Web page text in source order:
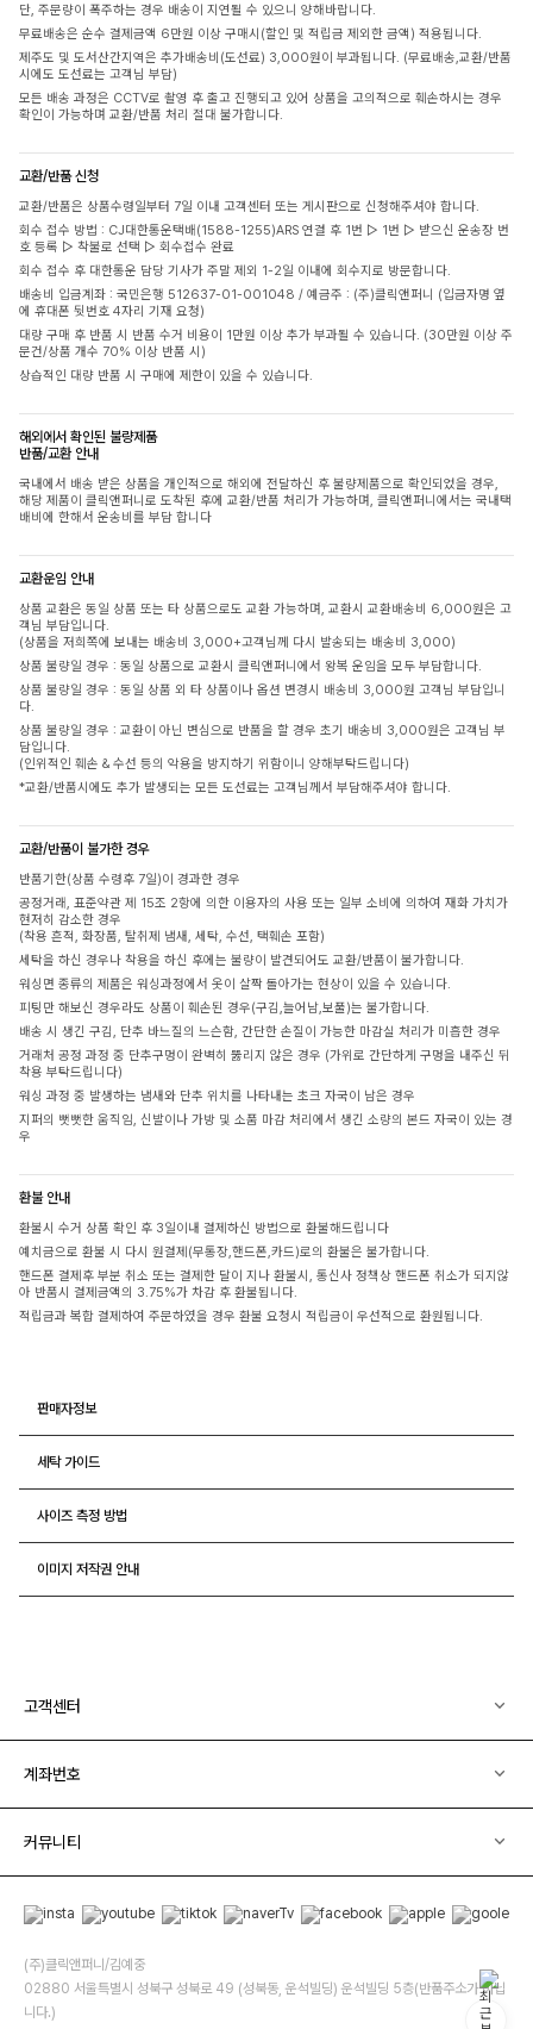
단, 주문량이 폭주하는 경우 배송이 지연될 수 있으니 양해바랍니다.
무료배송은 순수 결제금액 6만원 이상 구매시(할인 및 적립금 제외한 금액) 적용됩니다.
제주도 및 도서산간지역은 추가배송비(도선료) 3,000원이 부과됩니다. (무료배송,교환/반품
시에도 도선료는 고객님 부담)
모든 배송 과정은 CCTV로 촬영 후 출고 진행되고 있어 상품을 고의적으로 훼손하시는 경우
확인이 가능하며 교환/반품 처리 절대 불가합니다.
교환/반품 신청
교환/반품은 상품수령일부터 7일 이내 고객센터 또는 게시판으로 신청해주셔야 합니다.
회수 접수 방법 : CJ대한통운택배(1588-1255)ARS 연결 후 1번 ▷ 1번 ▷ 받으신 운송장 번
호 등록 ▷ 착불로 선택 ▷ 회수접수 완료
회수 접수 후 대한통운 담당 기사가 주말 제외 1-2일 이내에 회수지로 방문합니다.
배송비 입금계좌 : 국민은행 512637-01-001048 / 예금주 : (주)클릭앤퍼니 (입금자명 옆
에 휴대폰 뒷번호 4자리 기재 요청)
대량 구매 후 반품 시 반품 수거 비용이 1만원 이상 추가 부과될 수 있습니다. (30만원 이상 주
문건/상품 개수 70% 이상 반품 시)
상습적인 대량 반품 시 구매에 제한이 있을 수 있습니다.
해외에서 확인된 불량제품
반품/교환 안내
국내에서 배송 받은 상품을 개인적으로 해외에 전달하신 후 불량제품으로 확인되었을 경우,
해당 제품이 클릭앤퍼니로 도착된 후에 교환/반품 처리가 가능하며, 클릭앤퍼니에서는 국내택
배비에 한해서 운송비를 부담 합니다
교환운임 안내
상품 교환은 동일 상품 또는 타 상품으로도 교환 가능하며, 교환시 교환배송비 6,000원은 고
객님 부담입니다.
(상품을 저희쪽에 보내는 배송비 3,000+고객님께 다시 발송되는 배송비 3,000)
상품 불량일 경우 : 동일 상품으로 교환시 클릭앤퍼니에서 왕복 운임을 모두 부담합니다.
상품 불량일 경우 : 동일 상품 외 타 상품이나 옵션 변경시 배송비 3,000원 고객님 부담입니
다.
상품 불량일 경우 : 교환이 아닌 변심으로 반품을 할 경우 초기 배송비 3,000원은 고객님 부
담입니다.
(인위적인 훼손 & 수선 등의 악용을 방지하기 위함이니 양해부탁드립니다)
*교환/반품시에도 추가 발생되는 모든 도선료는 고객님께서 부담해주셔야 합니다.
교환/반품이 불가한 경우
반품기한(상품 수령후 7일)이 경과한 경우
공정거래, 표준약관 제 15조 2항에 의한 이용자의 사용 또는 일부 소비에 의하여 재화 가치가
현저히 감소한 경우
(착용 흔적, 화장품, 탈취제 냄새, 세탁, 수선, 택훼손 포함)
세탁을 하신 경우나 착용을 하신 후에는 불량이 발견되어도 교환/반품이 불가합니다.
워싱면 종류의 제품은 워싱과정에서 옷이 살짝 돌아가는 현상이 있을 수 있습니다.
피팅만 해보신 경우라도 상품이 훼손된 경우(구김,늘어남,보풀)는 불가합니다.
배송 시 생긴 구김, 단추 바느질의 느슨함, 간단한 손질이 가능한 마감실 처리가 미흡한 경우
거래처 공정 과정 중 단추구멍이 완벽히 뚫리지 않은 경우 (가위로 간단하게 구멍을 내주신 뒤
착용 부탁드립니다)
워싱 과정 중 발생하는 냄새와 단추 위치를 나타내는 초크 자국이 남은 경우
지퍼의 뻣뻣한 움직임, 신발이나 가방 및 소품 마감 처리에서 생긴 소량의 본드 자국이 있는 경
우
환불 안내
환불시 수거 상품 확인 후 3일이내 결제하신 방법으로 환불해드립니다
예치금으로 환불 시 다시 원결제(무통장,핸드폰,카드)로의 환불은 불가합니다.
핸드폰 결제후 부분 취소 또는 결제한 달이 지나 환불시, 통신사 정책상 핸드폰 취소가 되지않
아 반품시 결제금액의 3.75%가 차감 후 환불됩니다.
적립금과 복합 결제하여 주문하였을 경우 환불 요청시 적립금이 우선적으로 환원됩니다.
판매자정보
세탁 가이드
사이즈 측정 방법
이미지 저작권 안내
고객센터
계좌번호
커뮤니티
(주)클릭앤퍼니/김예중
02880 서울특별시 성북구 성북로 49 (성북동, 운석빌딩) 운석빌딩 5층(반품주소가 아닙
니다.)